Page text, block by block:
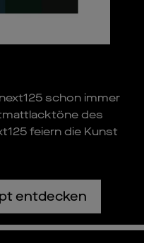
schon immer
des
feiern die Kunst
entdecken